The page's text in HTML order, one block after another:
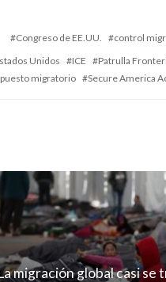
Tagged
with
Congreso de EE.UU. control
Unidos
ICE Patrulla
migratorio
Secure America
migración global casi se